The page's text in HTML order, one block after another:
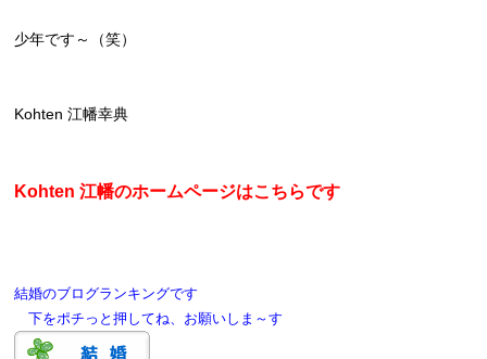
少年です～（笑）
Kohten 江幡幸典
Kohten 江幡のホームページはこちらです
結婚のブログランキングです
下をポチっと押してね、お願いしま～す